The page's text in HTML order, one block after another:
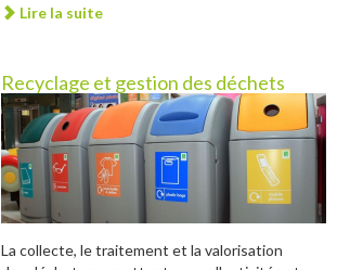
Lire la suite
Recyclage et gestion des déchets
La collecte, le traitement et la valorisation